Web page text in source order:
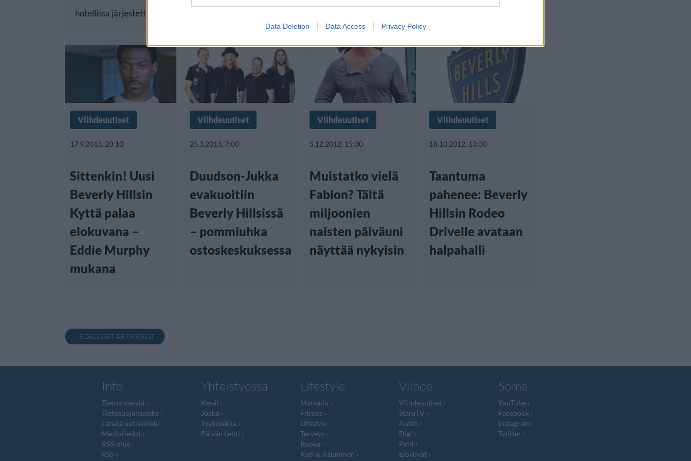
Data Deletion Data Access Privacy Policy
hotellissa järjestettiin Golden
Viihdeuutiset
17.9.2013, 20:10
Sittenkin! Uusi
Beverly Hillsin
Kyttä palaa
elokuvana –
Eddie Murphy
mukana
Viihdeuutiset
25.3.2013, 7:00
Duudson-Jukka
evakuoitiin
Beverly Hillsissä
– pommiuhka
ostoskeskuksessa
Viihdeuutiset
5.12.2012, 15:30
Muistatko vielä
Fabion? Tältä
miljoonien
naisten päiväuni
näyttää nykyisin
Viihdeuutiset
18.10.2012, 13:30
Taantuma
pahenee: Beverly
Hillsin Rodeo
Drivelle avataan
halpahalli
‹ EDELLISET ARTIKKELIT
Info
Tietoa meistä
Tietosuojalauseke
Lähetä uutisvinkki
Mediatiedot
RSS-ohje
RSS
Yhteistyössä
Kesä!
Jocka
Tyyliniekka
Päivän Lehti
Lifestyle
Matkailu
Fitness
Lifestyle
Terveys
Ruoka
Koti & Asuminen
Viihde
Viihdeuutiset
StaraTV
Autot
Digi
Pelit
Elokuvat
Some
YouTube
Facebook
Instagram
Twitter